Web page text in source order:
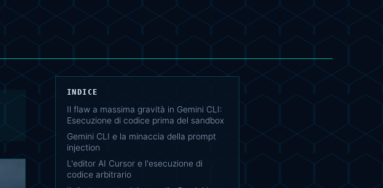
INDICE
Il flaw a massima gravità in Gemini CLI:
Esecuzione di codice prima del sandbox
Gemini CLI e la minaccia della prompt
injection
L'editor AI Cursor e l'esecuzione di
codice arbitrario